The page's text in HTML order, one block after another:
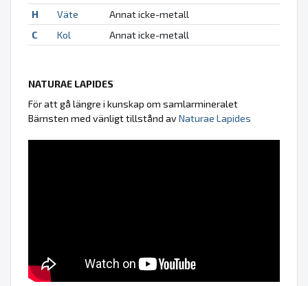
H
Väte
Annat icke-metall
C
Kol Annat icke-metall
NATURAE LAPIDES
För att gå längre i kunskap om samlarmineralet
Bärnsten med vänligt tillstånd avNaturae Lapides